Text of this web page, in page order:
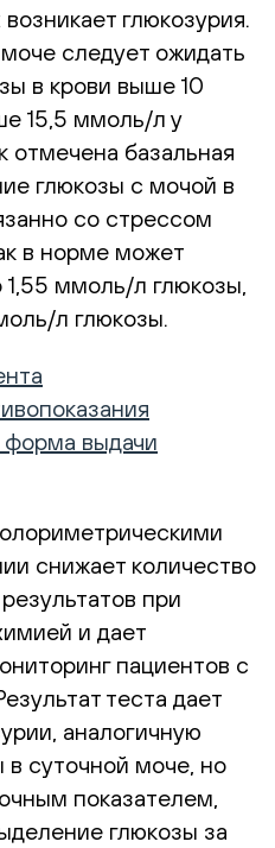
глюкозурия.
следует ожидать
в крови выше 10
15,5 ммоль/л у
отмечена базальная
глюкозы с мочой в
со стрессом
в норме может
ммоль/л глюкозы,
л глюкозы.
выдачи
снижает количество
при
и дает
пациентов с
теста дает
аналогичную
суточной моче, но
показателем,
глюкозы за